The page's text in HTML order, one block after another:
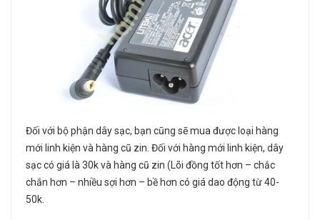
Đối với bộ phận dây sạc, bạn cũng sẽ mua được loại hàng
mới linh kiện và hàng cũ zin. Đối với hàng mới linh kiện, dây
sạc có giá là 30k và hàng cũ zin (Lõi đồng tốt hơn – chắc
chắn hơn – nhiều sợi hơn – bề hơn có giá dao động từ 40-
50k.